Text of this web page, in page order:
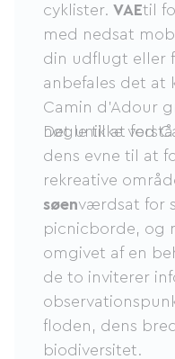
cyklister. VAEtil
med nedsat
din udflugt eller
anbefales det at
Camin d'Adour
nøgle til at
Det unikke ved
dens evne til at
rekreative
søenværdsat for
picnicborde, og
omgivet af en
de to inviterer
floden, dens
biodiversitet.